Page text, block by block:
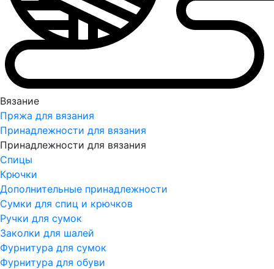
Вязание
Пряжа для вязания
Принадлежности для вязания
Принадлежности для вязания
Спицы
Крючки
Дополнительные принадлежности
Сумки для спиц и крючков
Ручки для сумок
Заколки для шалей
Фурнитура для сумок
Фурнитура для обуви